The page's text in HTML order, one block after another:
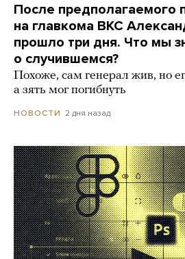
После предполагаемого
на главкома ВКС
прошло три дня. Что мы
о случившемся?
Похоже, сам генерал жив, но
а зять мог погибнуть
НОВОСТИ 2 дня назад